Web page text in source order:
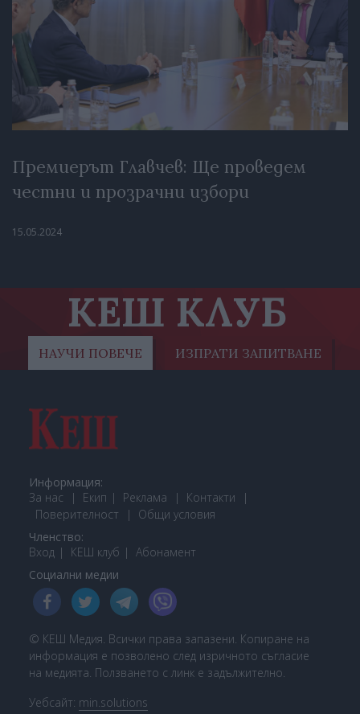
Премиерът Главчев: Ще проведем
честни и прозрачни избори
15.05.2024
КЕШ КЛУБ
НАУЧИ ПОВЕЧЕ ИЗПРАТИ ЗАПИТВАНЕ
Информация:
За нас
Екип Реклама
Контакти
Поверителност
Общи условия
Членство:
Вход
КЕШ клуб Абонамент
Социални медии
© КЕШ Медия. Всички права запазени. Копиране на
информация е позволено след изричното съгласие
на медията. Ползването с линк е задължително.
Уебсайт: min.solutions